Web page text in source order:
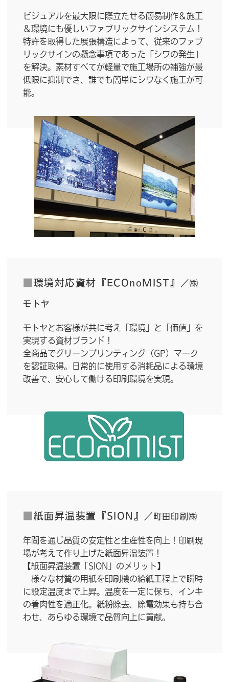
ビジュアルを最大限に際立たせる簡易制作＆施工
＆環境にも優しいファブリックサインシステム！
特許を取得した展張構造によって、従来のファブ
リックサインの懸念事項であった「シワの発生」
を解決。素材すべてが軽量で施工場所の補強が最
低限に抑制でき、誰でも簡単にシワなく施工が可
能。
■環境対応資材『ECOnoMIST』
／㈱
モトヤ
モトヤとお客様が共に考え「環境」と「価値」を
実現する資材ブランド！
全商品でグリーンプリンティング（GP）マーク
を認証取得。日常的に使用する消耗品による環境
改善で、安心して働ける印刷環境を実現。
■紙面昇温装置『SION』 ／町田印刷㈱
年間を通じ品質の安定性と生産性を向上！印刷現
場が考えて作り上げた紙面昇温装置！
【紙面昇温装置「SION」のメリット】
様々な材質の用紙を印刷機の給紙工程上で瞬時
に設定温度まで上昇。温度を一定に保ち、インキ
の着肉性を適正化。紙粉除去、除電効果も持ち合
わせ、あらゆる環境で品質向上に貢献。